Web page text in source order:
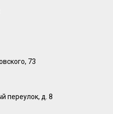
73
переулок, д. 8